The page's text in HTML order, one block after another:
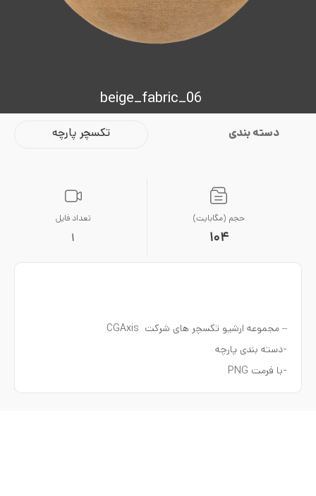
beige_fabric_06
دسته بندی تکسچر پارچه
حجم (مگابایت)
104
تعداد فایل
1
– مجموعه ارشیو تکسچر های شرکت CGAxis
-دسته بندی پارچه
-با فرمت PNG